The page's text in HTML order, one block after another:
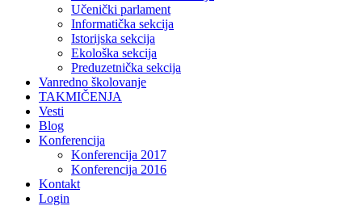
Učenički parlament
Informatička sekcija
Istorijska sekcija
Ekološka sekcija
Preduzetnička sekcija
Vanredno školovanje
TAKMIČENJA
Vesti
Blog
Konferencija
Konferencija 2017
Konferencija 2016
Kontakt
Login